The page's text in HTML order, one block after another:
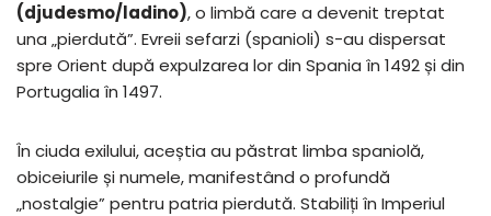
(djudesmo/ladino), o limbă care a devenit treptat
una „pierdută”. Evreii sefarzi (spanioli) s-au dispersat
spre Orient după expulzarea lor din Spania în 1492 și din
Portugalia în 1497.
În ciuda exilului, aceștia au păstrat limba spaniolă,
obiceiurile și numele, manifestând o profundă
„nostalgie” pentru patria pierdută. Stabiliți în Imperiul